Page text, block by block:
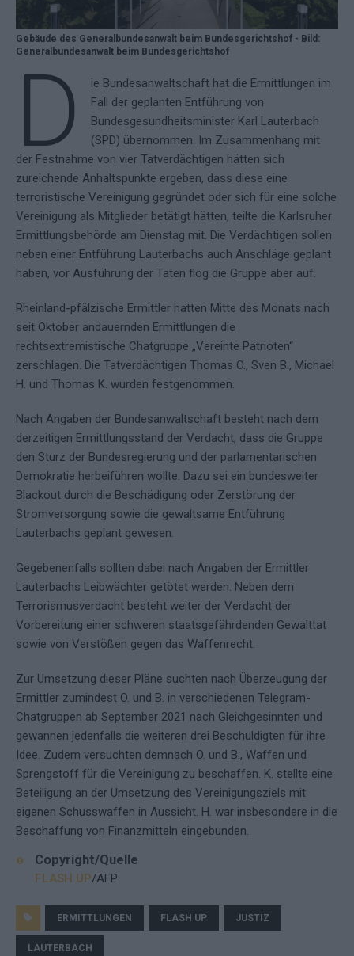
Gebäude des Generalbundesanwalt beim Bundesgerichtshof - Bild:
Generalbundesanwalt beim Bundesgerichtshof
D
ie Bundesanwaltschaft hat die Ermittlungen im
Fall der geplanten Entführung von
Bundesgesundheitsminister Karl Lauterbach
(SPD) übernommen. Im Zusammenhang mit
der Festnahme von vier Tatverdächtigen hätten sich
zureichende Anhaltspunkte ergeben, dass diese eine
terroristische Vereinigung gegründet oder sich für eine solche
Vereinigung als Mitglieder betätigt hätten, teilte die Karlsruher
Ermittlungsbehörde am Dienstag mit. Die Verdächtigen sollen
neben einer Entführung Lauterbachs auch Anschläge geplant
haben, vor Ausführung der Taten flog die Gruppe aber auf.
Rheinland-pfälzische Ermittler hatten Mitte des Monats nach
seit Oktober andauernden Ermittlungen die
rechtsextremistische Chatgruppe „Vereinte Patrioten“
zerschlagen. Die Tatverdächtigen Thomas O., Sven B., Michael
H. und Thomas K. wurden festgenommen.
Nach Angaben der Bundesanwaltschaft besteht nach dem
derzeitigen Ermittlungsstand der Verdacht, dass die Gruppe
den Sturz der Bundesregierung und der parlamentarischen
Demokratie herbeiführen wollte. Dazu sei ein bundesweiter
Blackout durch die Beschädigung oder Zerstörung der
Stromversorgung sowie die gewaltsame Entführung
Lauterbachs geplant gewesen.
Gegebenenfalls sollten dabei nach Angaben der Ermittler
Lauterbachs Leibwächter getötet werden. Neben dem
Terrorismusverdacht besteht weiter der Verdacht der
Vorbereitung einer schweren staatsgefährdenden Gewalttat
sowie von Verstößen gegen das Waffenrecht.
Zur Umsetzung dieser Pläne suchten nach Überzeugung der
Ermittler zumindest O. und B. in verschiedenen Telegram-
Chatgruppen ab September 2021 nach Gleichgesinnten und
gewannen jedenfalls die weiteren drei Beschuldigten für ihre
Idee. Zudem versuchten demnach O. und B., Waffen und
Sprengstoff für die Vereinigung zu beschaffen. K. stellte eine
Beteiligung an der Umsetzung des Vereinigungsziels mit
eigenen Schusswaffen in Aussicht. H. war insbesondere in die
Beschaffung von Finanzmitteln eingebunden.
Copyright/Quelle
FLASH UP/AFP
ERMITTLUNGEN FLASH UP JUSTIZ
LAUTERBACH